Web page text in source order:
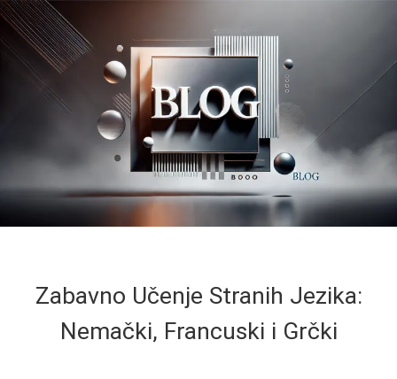
Zabavno Učenje Stranih Jezika:
Nemački, Francuski i Grčki